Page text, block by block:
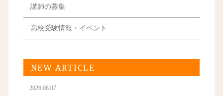
講師の募集
高校受験情報・イベント
NEW ARTICLE
2026.08.07